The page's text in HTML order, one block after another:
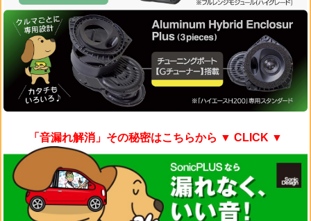
「音漏れ解消」その秘密はこちらから ▼ CLICK ▼